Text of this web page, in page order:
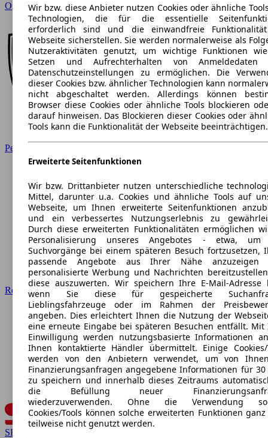
Opel
Peugeot
Renault
SEAT
Wir bzw. diese Anbieter nutzen Cookies oder ähnliche
Technologien, die für die essentielle
erforderlich sind und die einwandfreie
Webseite sicherstellen. Sie werden normalerweise als
Nutzeraktivitäten genutzt, um wichtige Funktionen
Setzen und Aufrechterhalten von Anmeldedaten
Datenschutzeinstellungen zu ermöglichen. Die
dieser Cookies bzw. ähnlicher Technologien kann
nicht abgeschaltet werden. Allerdings können
Browser diese Cookies oder ähnliche Tools blockieren
darauf hinweisen. Das Blockieren dieser Cookies oder
Tools kann die Funktionalität der Webseite beeinträchtigen.
Erweiterte Seitenfunktionen
Wir bzw. Drittanbieter nutzen unterschiedliche
Mittel, darunter u.a. Cookies und ähnliche Tools auf
Webseite, um Ihnen erweiterte Seitenfunktionen
und ein verbessertes Nutzungserlebnis zu
Durch diese erweiterten Funktionalitäten ermöglichen
Personalisierung unseres Angebotes - etwa, um
Suchvorgänge bei einem späteren Besuch fortzusetzen,
passende Angebote aus Ihrer Nähe anzuzeigen
personalisierte Werbung und Nachrichten
diese auszuwerten. Wir speichern Ihre E-Mail-Adresse
wenn Sie diese für gespeicherte
Lieblingsfahrzeuge oder im Rahmen der
angeben. Dies erleichtert Ihnen die Nutzung der
eine erneute Eingabe bei späteren Besuchen entfällt. Mit
Einwilligung werden nutzungsbasierte Informationen
Ihnen kontaktierte Händler übermittelt. Einige Cookies/
werden von den Anbietern verwendet, um von
Finanzierungsanfragen angegebene Informationen für 30
zu speichern und innerhalb dieses Zeitraums
die Befüllung neuer
wiederzuverwenden. Ohne die Verwendung
Cookies/Tools können solche erweiterten Funktionen
teilweise nicht genutzt werden.